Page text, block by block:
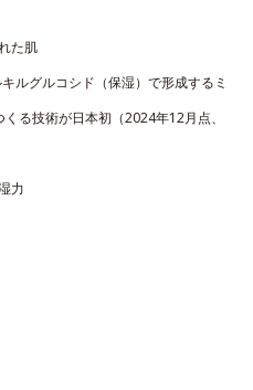
た肌
ルグルコシド（保湿）で形成するミ
る技術が日本初（2024年12月点、
力